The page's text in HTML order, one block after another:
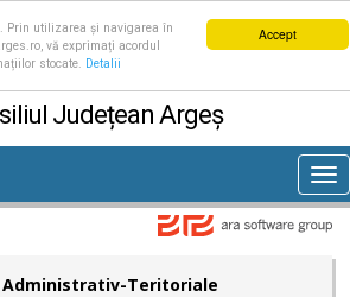
Accept
Prin utilizarea și navigarea în
vă exprimați acordul
stocate.
Detalii
Județean Argeș
Teritoriale